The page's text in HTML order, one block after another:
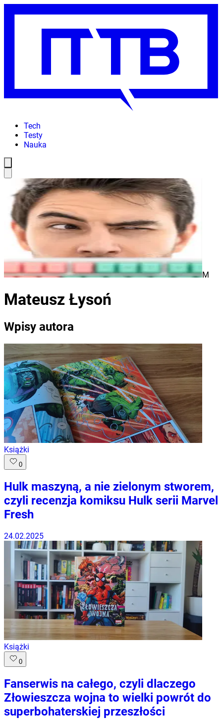
Tech
Testy
Nauka
M
Mateusz Łysoń
Wpisy autora
Książki
0
Hulk maszyną, a nie zielonym stworem,
czyli recenzja komiksu Hulk serii Marvel
Fresh
24.02.2025
Książki
0
Fanserwis na całego, czyli dlaczego
Złowieszcza wojna to wielki powrót do
superbohaterskiej przeszłości